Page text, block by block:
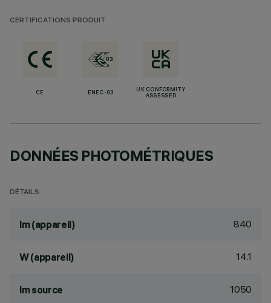
CERTIFICATIONS PRODUIT
CE ENEC-03
UK CONFORMITY
ASSESSED
DONNÉES PHOTOMÉTRIQUES
DÉTAILS
lm (appareil) 840
W (appareil) 14.1
lm source 1050